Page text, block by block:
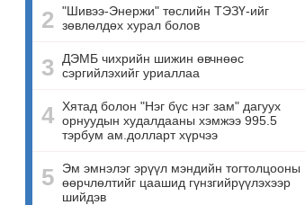
2 "Шивээ-Энержи" төслийн ТЭЗҮ-ийг
зөвлөлдөх хурал болов
3
ДЭМБ чихрийн шижин өвчнөөс
сэргийлэхийг уриаллаа
4 Хятад болон "Нэг бүс нэг зам" дагуух
орнуудын худалдааны хэмжээ 995.5
тэрбум ам.долларт хүрчээ
5
Эм эмнэлэг эрүүл мэндийн тогтолцооны
өөрчлөлтийг цаашид гүнзгийрүүлэхээр
шийдэв